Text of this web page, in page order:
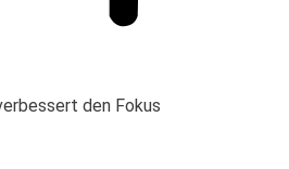
den Fokus